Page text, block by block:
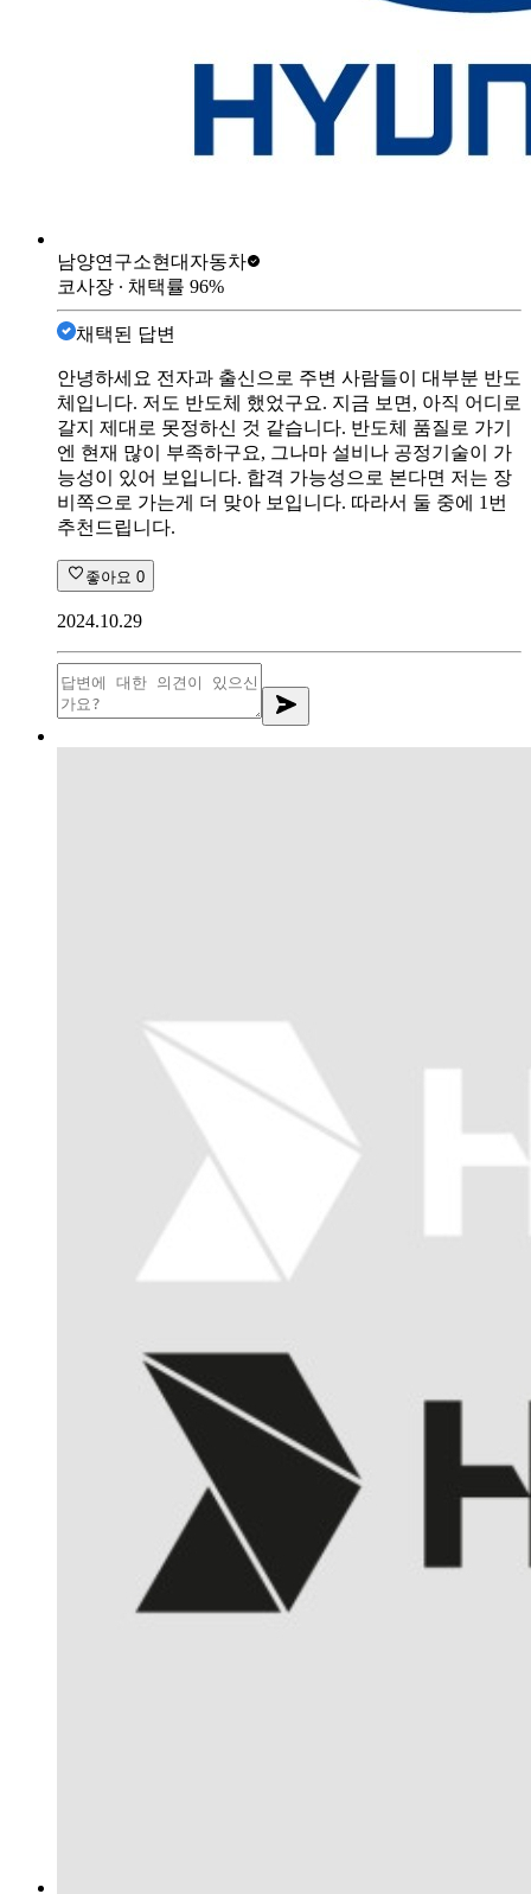
남양연구소현대자동차
코사장 ∙ 채택률 96%
채택된 답변
안녕하세요 전자과 출신으로 주변 사람들이 대부분 반도
체입니다. 저도 반도체 했었구요. 지금 보면, 아직 어디로
갈지 제대로 못정하신 것 같습니다. 반도체 품질로 가기
엔 현재 많이 부족하구요, 그나마 설비나 공정기술이 가
능성이 있어 보입니다. 합격 가능성으로 본다면 저는 장
비쪽으로 가는게 더 맞아 보입니다. 따라서 둘 중에 1번
추천드립니다.
좋아요 0
2024.10.29